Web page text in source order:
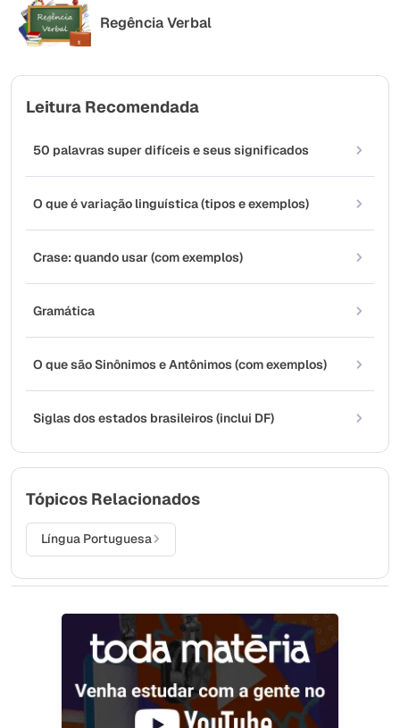
Regência Verbal
Leitura Recomendada
50 palavras super difíceis e seus significados
O que é variação linguística (tipos e exemplos)
Crase: quando usar (com exemplos)
Gramática
O que são Sinônimos e Antônimos (com exemplos)
Siglas dos estados brasileiros (inclui DF)
Tópicos Relacionados
Língua Portuguesa